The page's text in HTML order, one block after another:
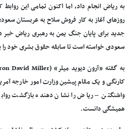
به ریاض انجام داد، اما اکنون تمامی این
روزهای آغاز به کار فروش سلاح به عربستان
جدید برای پایان جنگ یمن به رهبری ریاض خبر
سعودی خواسته است تا سابقه حقوق بشری خود
کارنگی و یک مقام پیشین وزارت امور خارجه
واشنگتن – ریاض را نشان دهنده بازگشت
همیشگی دانست.